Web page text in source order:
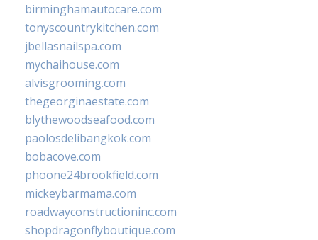
birminghamautocare.com
tonyscountrykitchen.com
jbellasnailspa.com
mychaihouse.com
alvisgrooming.com
thegeorginaestate.com
blythewoodseafood.com
paolosdelibangkok.com
bobacove.com
phoone24brookfield.com
mickeybarmama.com
roadwayconstructioninc.com
shopdragonflyboutique.com